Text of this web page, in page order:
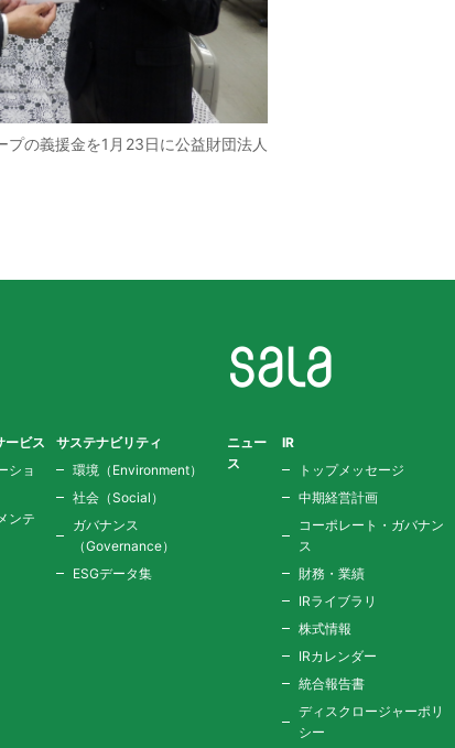
の義援金を1月23日に公益財団法人
ービス
ショ
ンテ
サステナビリティ
環境（Environment）
社会（Social）
ガバナンス
（Governance）
ESGデータ集
ニュー
ス
IR
トップメッセージ
中期経営計画
コーポレート・ガバナン
ス
財務・業績
IRライブラリ
株式情報
IRカレンダー
統合報告書
ディスクロージャーポリ
シー